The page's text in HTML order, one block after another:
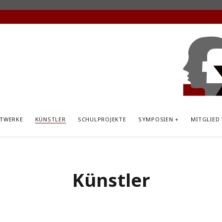
KÜNSTLER SCHULPROJEKTE SYMPOSIEN MITGLIED
Künstler